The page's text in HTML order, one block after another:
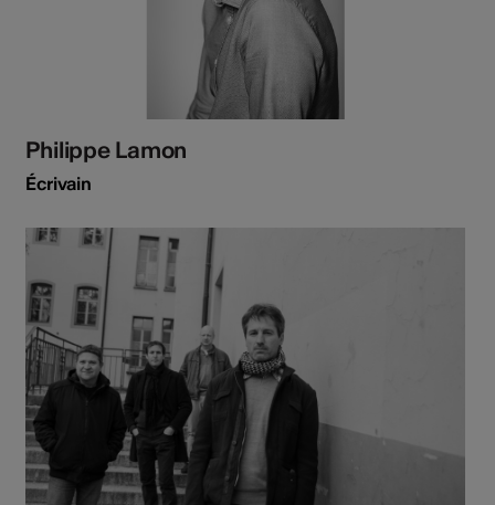
Philippe Lamon
Écrivain